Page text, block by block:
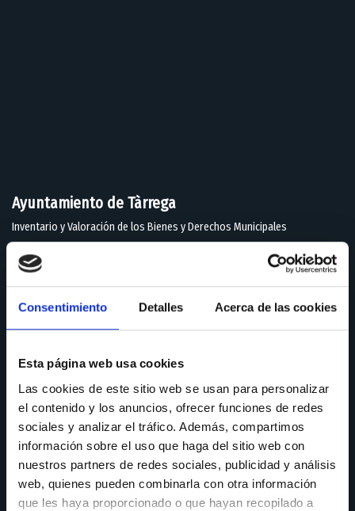
Consentimiento Detalles Acerca de las cookies
Esta página web usa cookies
Las cookies de este sitio web se usan para personalizar
el contenido y los anuncios, ofrecer funciones de redes
sociales y analizar el tráfico. Además, compartimos
información sobre el uso que haga del sitio web con
nuestros partners de redes sociales, publicidad y análisis
web, quienes pueden combinarla con otra información
que les haya proporcionado o que hayan recopilado a
Ayuntamiento de Tàrrega
Inventario y Valoración de los Bienes y Derechos Municipales
Valoración LOGIKFRED Lerida